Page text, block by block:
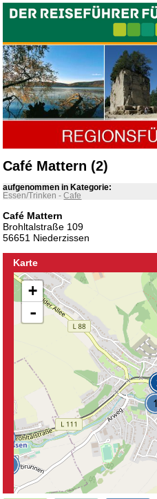
Café Mattern (2)
aufgenommen in Kategorie:
Essen/Trinken -Cafe
Café Mattern
Brohltalstraße 109
56651 Niederzissen
Karte
+
-